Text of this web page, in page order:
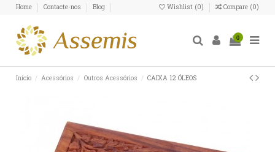
Home Contacte-nos Blog Wishlist (0) Compare (0)
0
Início Acessórios Outros Acessórios CAIXA 12 ÓLEOS